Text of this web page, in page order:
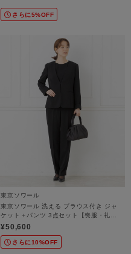
さらに5%OFF
東京ソワール
東京ソワール 洗える ブラウス付き ジャ
ケット＋パンツ 3点セット【喪服・礼
服・ブラックフォーマル・セレモニー】
¥50,600
さらに10%OFF